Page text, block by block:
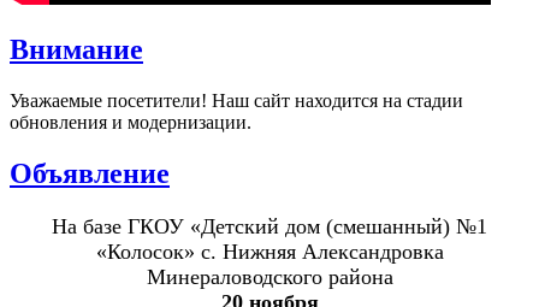
Внимание
Уважаемые посетители! Наш сайт находится на стадии
обновления и модернизации.
Объявление
На базе ГКОУ «Детский дом (смешанный) №1
«Колосок» с. Нижняя Александровка
Минераловодского района